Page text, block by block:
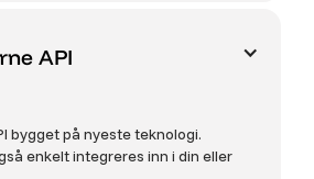
API
bygget på nyeste teknologi.
enkelt integreres inn i din eller